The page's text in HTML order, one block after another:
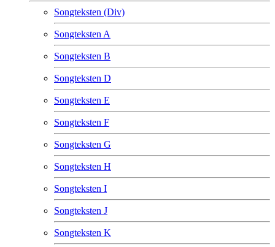
Songteksten (Div)
Songteksten A
Songteksten B
Songteksten D
Songteksten E
Songteksten F
Songteksten G
Songteksten H
Songteksten I
Songteksten J
Songteksten K